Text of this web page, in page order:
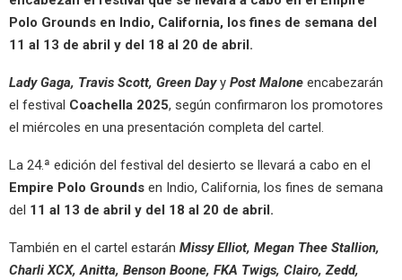
Polo Grounds en Indio, California, los fines de semana del
11 al 13 de abril y del 18 al 20 de abril.
Lady Gaga, Travis Scott, Green Dayy Post Malone encabezarán
el festival Coachella 2025, según confirmaron los promotores
el miércoles en una presentación completa del cartel.
La 24.ª edición del festival del desierto se llevará a cabo en el
Empire Polo Grounds en Indio, California, los fines de semana
del 11 al 13 de abril y del 18 al 20 de abril.
También en el cartel estarán Missy Elliot, Megan Thee Stallion,
Charli XCX, Anitta, Benson Boone, FKA Twigs, Clairo, Zedd,